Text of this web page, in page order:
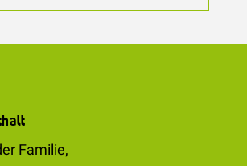
Familie,